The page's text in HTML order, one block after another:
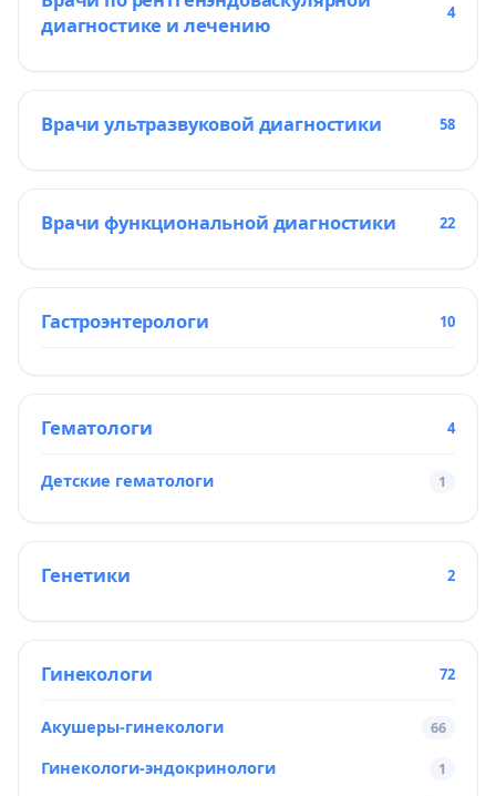
диагностике и лечению
4
Врачи ультразвуковой диагностики 58
Врачи функциональной диагностики 22
Гастроэнтерологи 10
Гематологи 4
Детские гематологи 1
Генетики 2
Гинекологи 72
Акушеры-гинекологи 66
Гинекологи-эндокринологи 1